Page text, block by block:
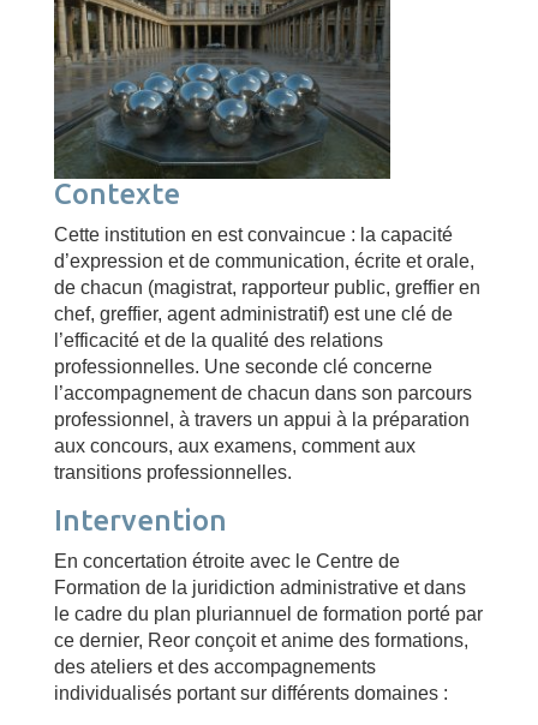
Contexte
Cette institution en est convaincue : la capacité
d’expression et de communication, écrite et orale,
de chacun (magistrat, rapporteur public, greffier en
chef, greffier, agent administratif) est une clé de
l’efficacité et de la qualité des relations
professionnelles. Une seconde clé concerne
l’accompagnement de chacun dans son parcours
professionnel, à travers un appui à la préparation
aux concours, aux examens, comment aux
transitions professionnelles.
Intervention
En concertation étroite avec le Centre de
Formation de la juridiction administrative et dans
le cadre du plan pluriannuel de formation porté par
ce dernier, Reor conçoit et anime des formations,
des ateliers et des accompagnements
individualisés portant sur différents domaines :